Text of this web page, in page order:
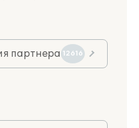
партнера 12616